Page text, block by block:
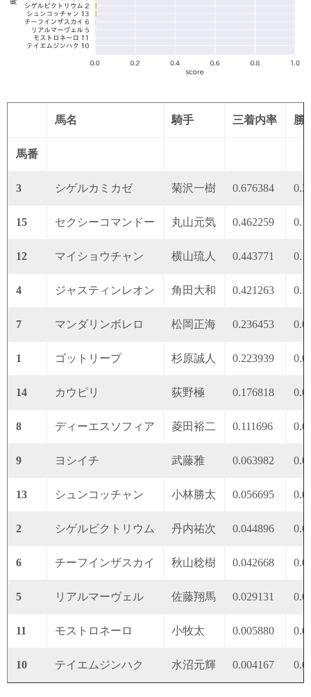
馬名 騎手 三着内率 勝
馬番
3 シゲルカミカゼ 菊沢一樹 0.676384
15 セクシーコマンドー 丸山元気 0.462259
12 マイショウチャン 横山琉人 0.443771
4 ジャスティンレオン 角田大和 0.421263
7 マンダリンボレロ 松岡正海 0.236453
1 ゴットリープ 杉原誠人 0.223939
14 カウピリ 荻野極 0.176818
8 ディーエスソフィア 菱田裕二 0.111696
9 ヨシイチ 武藤雅 0.063982
13 シュンコッチャン 小林勝太 0.056695
2 シゲルビクトリウム 丹内祐次 0.044896
6 チーフインザスカイ 秋山稔樹 0.042668
5 リアルマーヴェル 佐藤翔馬 0.029131
11 モストロネーロ 小牧太 0.005880
10 テイエムジンハク 水沼元輝 0.004167